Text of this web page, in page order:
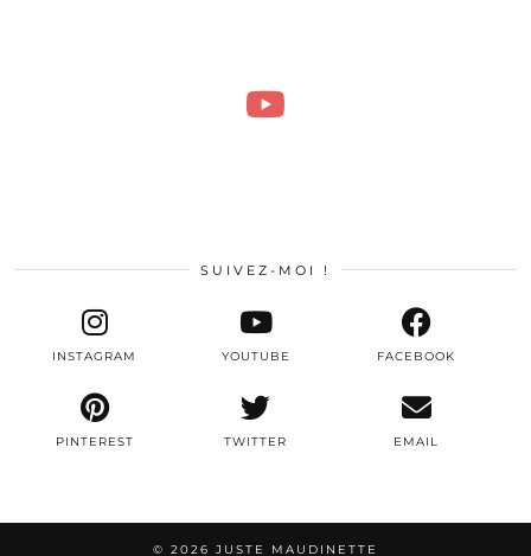
SUIVEZ-MOI !
TWITTER
INSTAGRAM FACEBOOK
PINTEREST
YOUTUBE
EMAIL
© 2026 JUSTE MAUDINETTE